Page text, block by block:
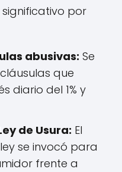
por
abusivas: Se
que
diario del 1% y
de Usura: El
se invocó para
frente a